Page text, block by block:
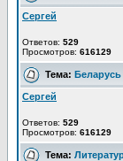
Сергей
Ответов: 529
Просмотров: 616129
Тема: Беларусь
Сергей
Ответов: 529
Просмотров: 616129
Тема: